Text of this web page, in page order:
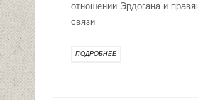
отношении Эрдогана и
связи
ПОДРОБНЕЕ